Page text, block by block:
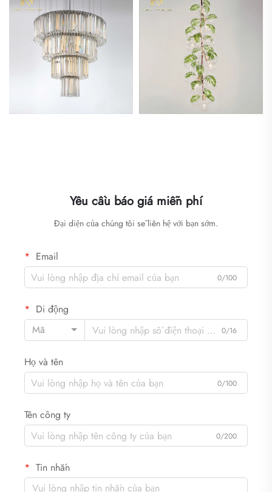
Yêu cầu báo giá miễn phí
Đại diện của chúng tôi sẽ liên hệ với bạn sớm.
Email
0/100
Di động
Mã
0/16
Họ và tên
0/100
Tên công ty
0/200
Tin nhắn